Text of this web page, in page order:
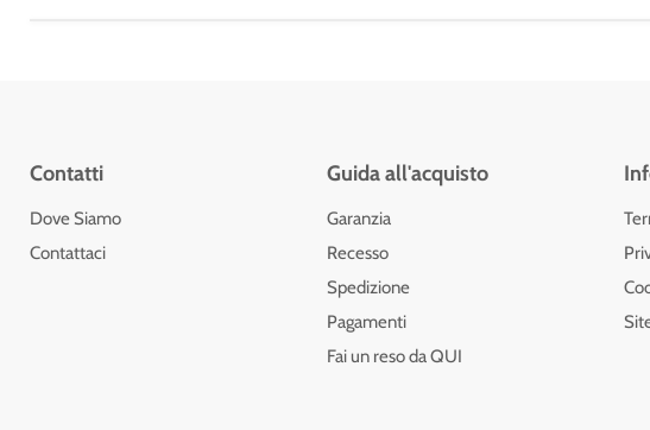
Contatti
Dove Siamo
Contattaci
Guida all'acquisto
Garanzia
Recesso
Spedizione
Pagamenti
Fai un reso da QUI